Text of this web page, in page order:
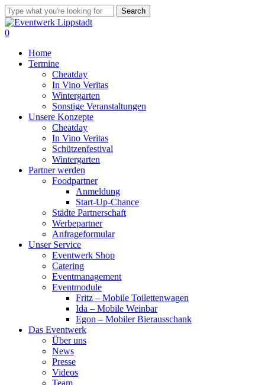
Skip
to
main
Search
Close
Search
0
Home
Termine
Cheatday
In Vino Veritas
Wintergarten
Sonstige Veranstaltungen
Unsere Konzepte
Cheatday
In Vino Veritas
Schützenfestival
Wintergarten
Partner werden
Foodpartner
Anmeldung
Start-Up-Chance
Städte Partnerschaft
Werbepartner
Anfrageformular
Unser Service
Eventwerk Shop
Catering
Eventmanagement
Eventmodule
Fritz – Mobile Toilettenwagen
Ida – Mobile Weinbar
Egon – Mobiler Bierausschank
Das Eventwerk
Über uns
News
Presse
Videos
Team